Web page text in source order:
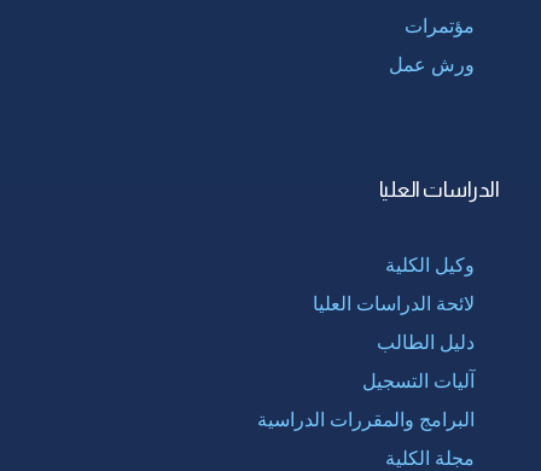
مؤتمرات
ورش عمل
الدراسات العليا
وكيل الكلية
لائحة الدراسات العليا
دليل الطالب
آليات التسجيل
البرامج والمقررات الدراسية
مجلة الكلية